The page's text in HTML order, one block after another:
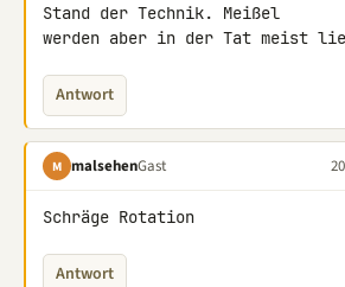
Stand der Technik. Meißel
werden aber in der Tat meist
Antwort
M malsehenGast
Schräge Rotation
Antwort